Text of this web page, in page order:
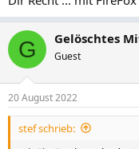
G Gelöschtes
Guest
20 August 2022
stef schrieb: